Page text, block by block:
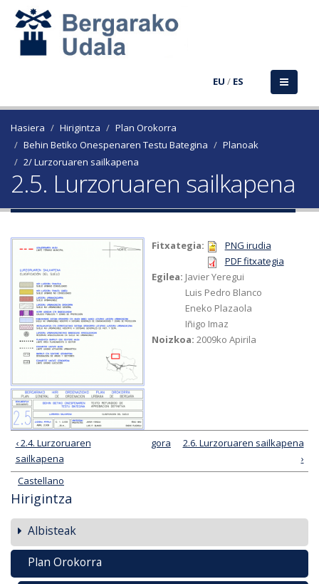
EU / ES
Hasiera Hirigintza
Plan Orokorra
Behin Betiko Onespenaren Testu Bategina
Planoak
2/ Lurzoruaren sailkapena
2.5. Lurzoruaren sailkapena
Fitxategia:
PNG irudia
PDF fitxategia
Egilea: Javier Yeregui
Luis Pedro Blanco
Eneko Plazaola
Iñigo Imaz
Noizkoa:2009ko Apirila
‹ 2.4. Lurzoruaren
sailkapena
gora
2.6. Lurzoruaren sailkapena
›
Castellano
Hirigintza
Albisteak
Plan Orokorra